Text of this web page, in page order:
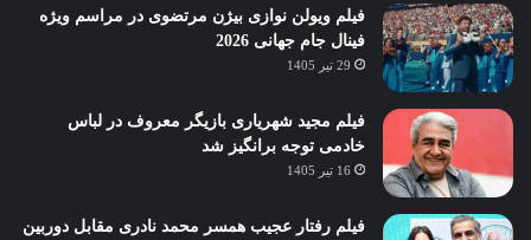
فیلم ویولن نوازی بیژن مرتضوی در مراسم ویژه
فینال جام جهانی 2026
29 تیر 1405
فیلم مجید شهریاری بازیگر معروف در لباس
خادمی توجه برانگیز شد
16 تیر 1405
فیلم رفتار عجیب همسر محمد نادری مقابل دوربین